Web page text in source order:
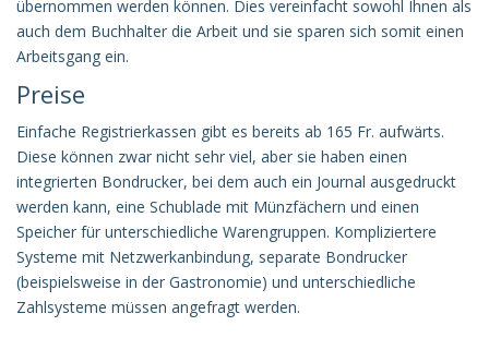
übernommen werden können. Dies vereinfacht sowohl Ihnen als
auch dem Buchhalter die Arbeit und sie sparen sich somit einen
Arbeitsgang ein.
Preise
Einfache Registrierkassen gibt es bereits ab 165 Fr. aufwärts.
Diese können zwar nicht sehr viel, aber sie haben einen
integrierten Bondrucker, bei dem auch ein Journal ausgedruckt
werden kann, eine Schublade mit Münzfächern und einen
Speicher für unterschiedliche Warengruppen. Kompliziertere
Systeme mit Netzwerkanbindung, separate Bondrucker
(beispielsweise in der Gastronomie) und unterschiedliche
Zahlsysteme müssen angefragt werden.